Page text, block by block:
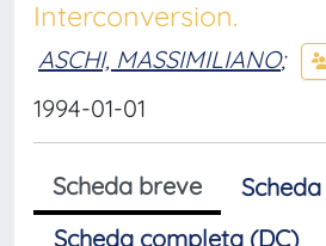
Interconversion.
ASCHI, MASSIMILIANO;
1994-01-01
Scheda breve
Scheda completa (DC)